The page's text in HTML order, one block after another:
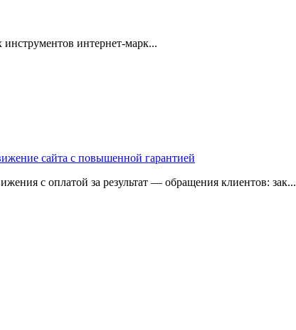
интернет-марк...
сайта с повышенной гарантией
с оплатой за результат — обращения клиентов: зак...